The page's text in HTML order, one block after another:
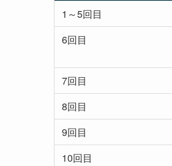
1～5回目
6回目
7回目
8回目
9回目
10回目